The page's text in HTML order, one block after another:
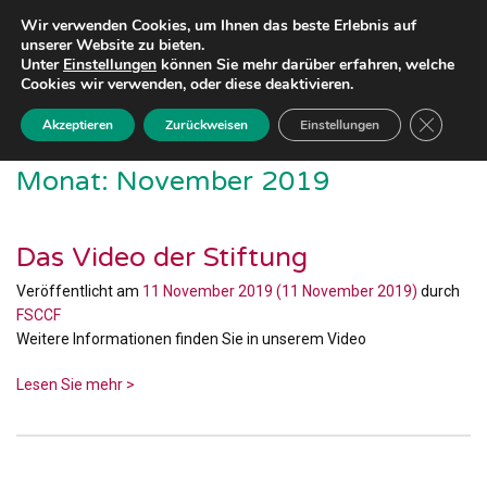
Monat: November 2019
Das Video der Stiftung
Veröffentlicht am 11 November 2019 (11 November 2019) durch
FSCCF
Weitere Informationen finden Sie in unserem Video
Lesen Sie mehr >
Wir verwenden Cookies, um Ihnen das beste Erlebnis auf
unserer Website zu bieten.
Unter Einstellungen können Sie mehr darüber erfahren, welche
Cookies wir verwenden, oder diese deaktivieren.
Akzeptieren Zurückweisen Einstellungen GDPR